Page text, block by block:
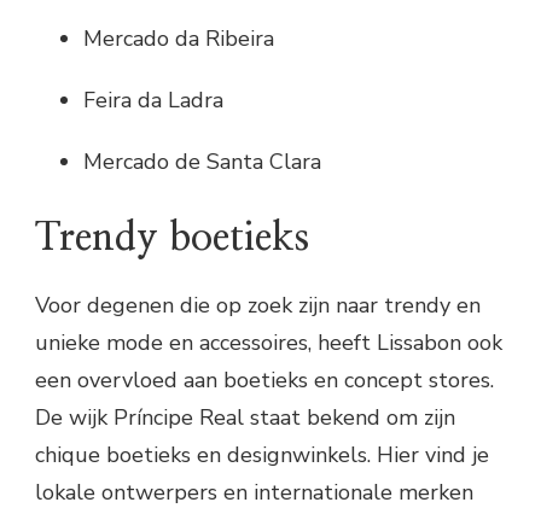
Mercado da Ribeira
Feira da Ladra
Mercado de Santa Clara
Trendy boetieks
Voor degenen die op zoek zijn naar trendy en
unieke mode en accessoires, heeft Lissabon ook
een overvloed aan boetieks en concept stores.
De wijk Príncipe Real staat bekend om zijn
chique boetieks en designwinkels. Hier vind je
lokale ontwerpers en internationale merken